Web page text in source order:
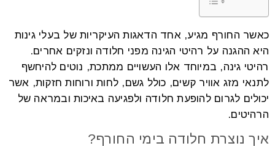
כאשר החורף מגיע, אחד הדאגות העיקריות של בעלי גינות
היא ההגנה על רהיטי הגינה מפני חלודה ונזקים אחרים.
רהיטי גינה, במיוחד אלו העשויים ממתכת, נוטים להיחשף
לתנאי מזג אוויר קשים, כולל גשם, לחות ורוחות חזקות, אשר
יכולים לגרום להופעת חלודה ולפגיעה באיכות ובמראה של
הרהיטים.
איך נוצרת חלודה בימי החורף?